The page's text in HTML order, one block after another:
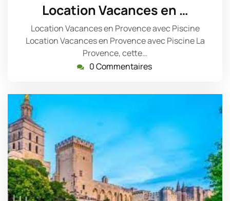
avril
2024
Location Vacances en …
Location Vacances en Provence avec Piscine
Location Vacances en Provence avec Piscine La
Provence, cette…
0 Commentaires